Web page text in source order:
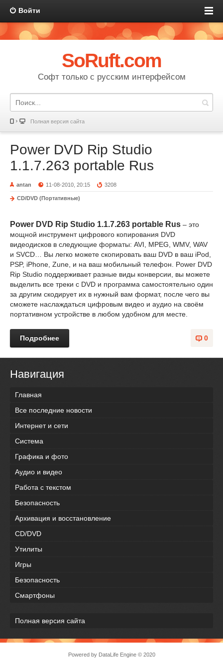
Войти
SoRuft.com
Софт только с русским интерфейсом
Полная версия сайта
Power DVD Rip Studio
1.1.7.263 portable Rus
antan 11-08-2010, 20:15 3208
CD/DVD (Портативные)
Power DVD Rip Studio 1.1.7.263 portable Rus – это
мощной инструмент цифрового копирования DVD
видеодисков в следующие форматы: AVI, MPEG, WMV, WAV
и SVCD… Вы легко можете скопировать ваш DVD в ваш iPod,
PSP, iPhone, Zune, и на ваш мобильный телефон. Power DVD
Rip Studio поддерживает разные виды конверсии, вы можете
выделить все треки с DVD и программа самостоятельно один
за другим скодирует их в нужный вам формат, после чего вы
сможете наслаждаться цифровым видео и аудио на своём
портативном устройстве в любом удобном для месте.
0
Подробнее
Навигация
Главная
Все последние новости
Интернет и сети
Система
Графика и фото
Аудио и видео
Работа с текстом
Безопасность
Архивация и восстановление
CD/DVD
Утилиты
Игры
Безопасность
Смартфоны
Полная версия сайта
Powered by DataLife Engine © 2020